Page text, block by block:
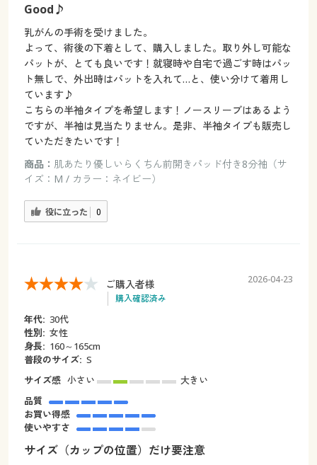
Good♪
乳がんの手術を受けました。
よって、術後の下着として、購入しました。取り外し可能な
パットが、とても良いです！就寝時や自宅で過ごす時はパッ
ト無しで、外出時はパットを入れて…と、使い分けて着用し
ています♪
こちらの半袖タイプを希望します！ノースリーブはあるよう
ですが、半袖は見当たりません。是非、半袖タイプも販売し
ていただきたいです！
商品： 肌あたり優しいらくちん前開きパッド付き8分袖（サ
イズ：M / カラー：ネイビー）
役に立った 0
ご購入者様
購入確認済み
2026-04-23
年代: 30代
性別: 女性
身長: 160～165cm
普段のサイズ: S
サイズ感 小さい
大きい
品質
お買い得感
使いやすさ
サイズ（カップの位置）だけ要注意